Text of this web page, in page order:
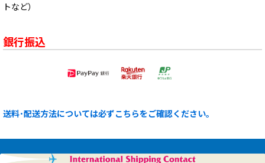
トなど）
銀行振込
送料･配送方法については必ずこちらをご確認ください。